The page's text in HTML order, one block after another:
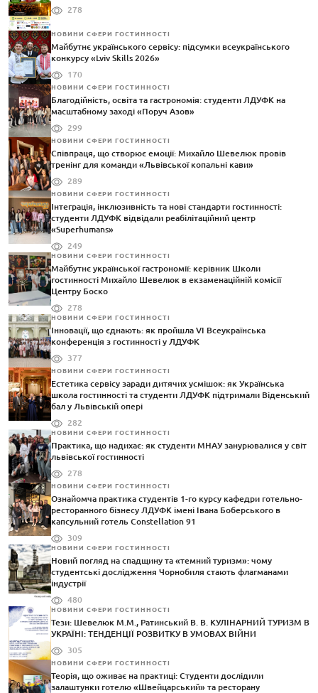
278
НОВИНИ СФЕРИ ГОСТИННОСТІ
Майбутнє українського сервісу: підсумки всеукраїнського
конкурсу «Lviv Skills 2026»
170
НОВИНИ СФЕРИ ГОСТИННОСТІ
Благодійність, освіта та гастрономія: студенти ЛДУФК на
масштабному заході «Поруч Азов»
299
НОВИНИ СФЕРИ ГОСТИННОСТІ
Співпраця, що створює емоції: Михайло Шевелюк провів
тренінг для команди «Львівської копальні кави»
289
НОВИНИ СФЕРИ ГОСТИННОСТІ
Інтеграція, інклюзивність та нові стандарти гостинності:
студенти ЛДУФК відвідали реабілітаційний центр
«Superhumans»
249
НОВИНИ СФЕРИ ГОСТИННОСТІ
Майбутнє української гастрономії: керівник Школи
гостинності Михайло Шевелюк в екзаменаційній комісії
Центру Боско
278
НОВИНИ СФЕРИ ГОСТИННОСТІ
Інновації, що єднають: як пройшла VI Всеукраїнська
конференція з гостинності у ЛДУФК
377
НОВИНИ СФЕРИ ГОСТИННОСТІ
Естетика сервісу заради дитячих усмішок: як Українська
школа гостинності та студенти ЛДУФК підтримали Віденський
бал у Львівській опері
282
НОВИНИ СФЕРИ ГОСТИННОСТІ
Практика, що надихає: як студенти МНАУ занурювалися у світ
львівської гостинності
278
НОВИНИ СФЕРИ ГОСТИННОСТІ
Ознайомча практика студентів 1-го курсу кафедри готельно-
ресторанного бізнесу ЛДУФК імені Івана Боберського в
капсульний готель Constellation 91
309
НОВИНИ СФЕРИ ГОСТИННОСТІ
Новий погляд на спадщину та «темний туризм»: чому
студентські дослідження Чорнобиля стають флагманами
індустрії
480
НОВИНИ СФЕРИ ГОСТИННОСТІ
Тези: Шевелюк М.М., Ратинський В. В. КУЛІНАРНИЙ ТУРИЗМ В
УКРАЇНІ: ТЕНДЕНЦІЇ РОЗВИТКУ В УМОВАХ ВІЙНИ
305
НОВИНИ СФЕРИ ГОСТИННОСТІ
Теорія, що оживає на практиці: Студенти дослідили
залаштунки готелю «Швейцарський» та ресторану